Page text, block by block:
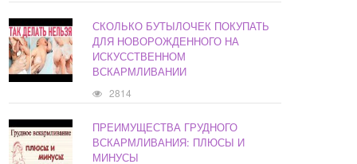
СКОЛЬКО БУТЫЛОЧЕК ПОКУПАТЬ
ДЛЯ НОВОРОЖДЕННОГО НА
ИСКУССТВЕННОМ
ВСКАРМЛИВАНИИ
2814
ПРЕИМУЩЕСТВА ГРУДНОГО
ВСКАРМЛИВАНИЯ: ПЛЮСЫ И
МИНУСЫ